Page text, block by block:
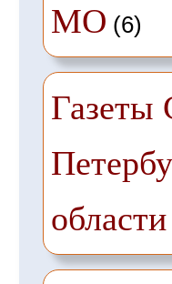
МО (6)
Газеты
области